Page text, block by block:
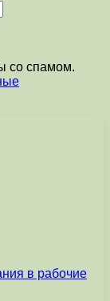
со спамом.
в рабочие